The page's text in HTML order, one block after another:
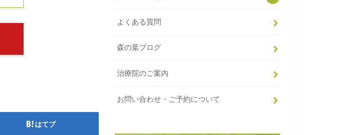
はてブ
よくある質問
森の葉ブログ
治療院のご案内
お問い合わせ・ご予約について